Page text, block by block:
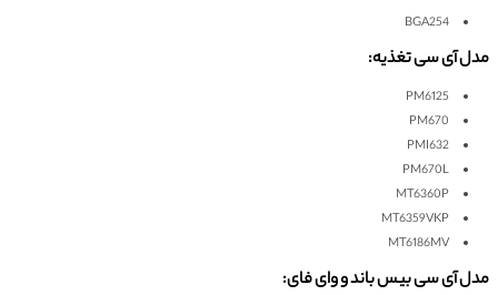
BGA254
مدل آی سی تغذیه:
PM6125
PM670
PMI632
PM670L
MT6360P
MT6359VKP
MT6186MV
مدل آی سی بیس باند و وای فای: